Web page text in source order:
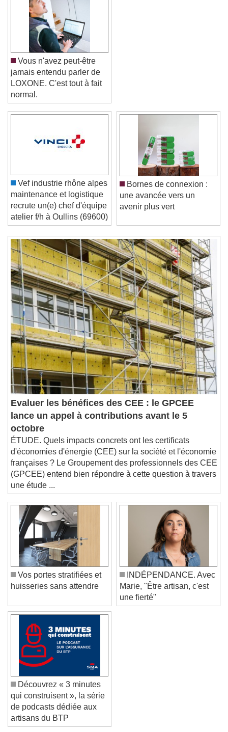
Play Video
Skip Backward
Skip Forward
Current Time0:00
/
Duration -:-
Loaded:0%
Stream TypeLIVE
Seek to live, currently behind liveLIVE
Remaining Time-0:00
1x
Playback Rate
Chapters
Chapters
Descriptions
descriptions off, selected
Subtitles
subtitles settings, opens subtitles
settings dialog
subtitles off, selected
Audio Track
Picture-in-Picture
Fullscreen
This is a modal window.
Beginning of dialog window. Escape will cancel
and close the window.
Text
Color Opacity
Text Background
Color
Caption Area Background
Color
Font Size
Font Family
Done
Close Modal Dialog
End of dialog window.
Vous n'avez peut-être
jamais entendu parler de
LOXONE. C'est tout à fait
normal.
Vef industrie rhône alpes
maintenance et logistique
recrute un(e) chef d'équipe
atelier f/h à Oullins (69600)
Bornes de connexion :
une avancée vers un
Evaluer les bénéfices des CEE : le GPCEE
lance un appel à contributions avant le 5
octobre
ÉTUDE. Quels impacts concrets ont les certificats
d'économies d'énergie (CEE) sur la société et l'économie
françaises ? Le Groupement des professionnels des CEE
(GPCEE) entend bien répondre à cette question à travers
une étude ...
Vos portes stratifiées et
INDÉPENDANCE. Avec
Marie, "Être artisan, c'est
une fierté"
Découvrez « 3 minutes
qui construisent », la série
de podcasts dédiée aux
artisans du BTP